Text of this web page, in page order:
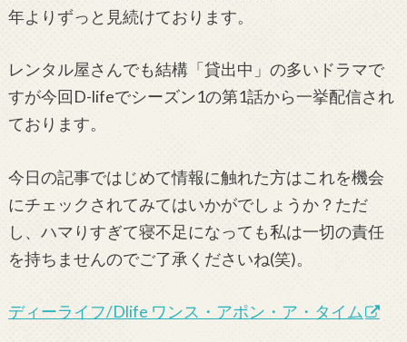
年よりずっと見続けております。
レンタル屋さんでも結構「貸出中」の多いドラマで
すが今回D-lifeでシーズン1の第1話から一挙配信され
ております。
今日の記事ではじめて情報に触れた方はこれを機会
にチェックされてみてはいかがでしょうか？ただ
し、ハマりすぎて寝不足になっても私は一切の責任
を持ちませんのでご了承くださいね(笑)。
ディーライフ/Dlife ワンス・アポン・ア・タイム